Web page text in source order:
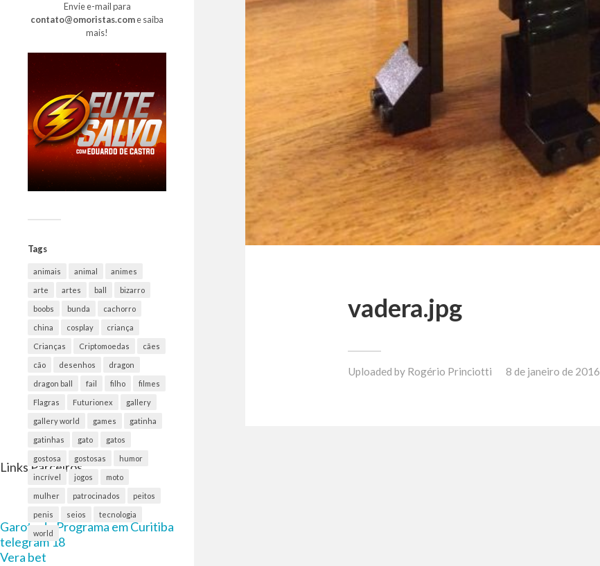
Envie e-mail para
contato@omoristas.come saiba
mais!
Tags
animais animal animes
arte artes ball bizarro
boobs bunda cachorro
china cosplay criança
Crianças Criptomoedas cães
cão desenhos dragon
dragon ball fail filho filmes
Flagras Futurionex gallery
gallery world games gatinha
gatinhas gato gatos
gostosa gostosas humor
incrível jogos moto
mulher patrocinados peitos
penis seios tecnologia
world
vadera.jpg
Uploaded by Rogério Princiotti 8 de janeiro de 2016
Links Parceiros
Garota de Programa em Curitiba
telegram 18
Vera bet